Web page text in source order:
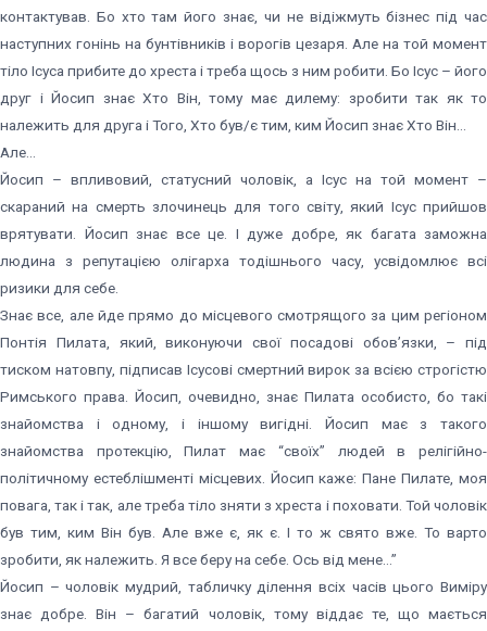
контактував. Бо хто там його знає, чи не відіжмуть бізнес під час
наступних гонінь на бунтівників і ворогів цезаря. Але на той момент
тіло Ісуса прибите до хреста і треба щось з ним робити. Бо Ісус – його
друг і Йосип знає Хто Він, тому має дилему: зробити так як то
належить для друга і Того, Хто був/є тим, ким Йосип знає Хто Він…
Але…
Йосип – впливовий, статусний чоловік, а Ісус на той момент –
скараний на смерть злочинець для того світу, який Ісус прийшов
врятувати. Йосип знає все це. І дуже добре, як багата заможна
людина з репутацією олігарха тодішнього часу, усвідомлює всі
ризики для себе.
Знає все, але йде прямо до місцевого смотрящого за цим регіоном
Понтія Пилата, який, виконуючи свої посадові обовʼязки, – під
тиском натовпу, підписав Ісусові смертний вирок за всією строгістю
Римського права. Йосип, очевидно, знає Пилата особисто, бо такі
знайомства і одному, і іншому вигідні. Йосип має з такого
знайомства протекцію, Пилат має “своїх” людей в релігійно-
політичному естеблішменті місцевих. Йосип каже: Пане Пилате, моя
повага, так і так, але треба тіло зняти з хреста і поховати. Той чоловік
був тим, ким Він був. Але вже є, як є. І то ж свято вже. То варто
зробити, як належить. Я все беру на себе. Ось від мене…”
Йосип – чоловік мудрий, табличку ділення всіх часів цього Виміру
знає добре. Він – багатий чоловік, тому віддає те, що мається